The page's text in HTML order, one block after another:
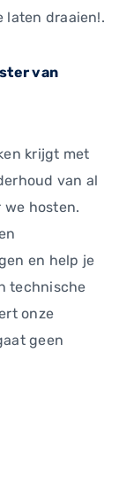
laten draaien!.
van
krijgt met
van al
we hosten.
en help je
technische
onze
geen